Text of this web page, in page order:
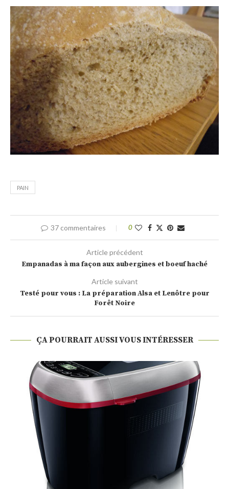
PAIN
37 commentaires 0
Article précédent
Empanadas à ma façon aux aubergines et boeuf haché
Article suivant
Testé pour vous : La préparation Alsa et Lenôtre pour
Forêt Noire
ÇA POURRAIT AUSSI VOUS INTÉRESSER